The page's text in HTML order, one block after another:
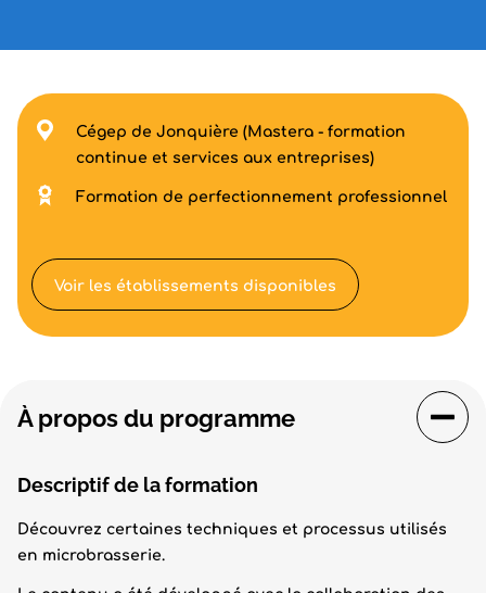
À propos du programme
Descriptif de la formation
Découvrez certaines techniques et processus utilisés
en microbrasserie.
Cégep de Jonquière (Mastera - formation
continue et services aux entreprises)
Formation de perfectionnement professionnel
Voir les établissements disponibles